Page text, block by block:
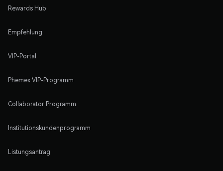
Rewards Hub
Empfehlung
VIP-Portal
Phemex VIP-Programm
Collaborator Programm
Institutionskundenprogramm
Listungsantrag